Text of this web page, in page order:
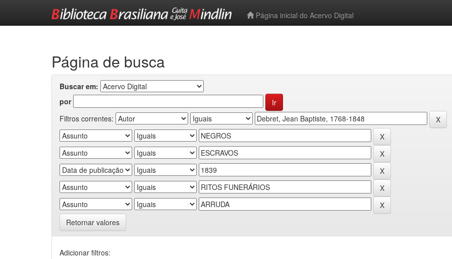
Página inicial do Acervo Digital
Página de busca
Buscar em:
por
Filtros correntes:
Retornar valores
Adicionar filtros: